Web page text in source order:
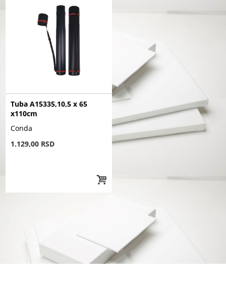
Tuba A15335,10,5 x 65
x110cm
Conda
1.129,00 RSD